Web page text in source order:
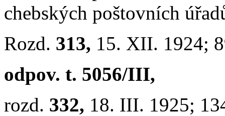
chebských poštovních
Rozd. 313, 15. XII. 1924;
odpov. t. 5056/III,
rozd. 332, 18. III. 1925;